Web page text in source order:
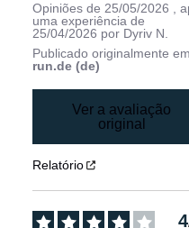
Opiniões de 25/05/2026
,
uma experiência de
25/04/2026 por Dyriv N.
Publicado originalmente
run.de (de)
Ver a avaliação
original
Relatório
4